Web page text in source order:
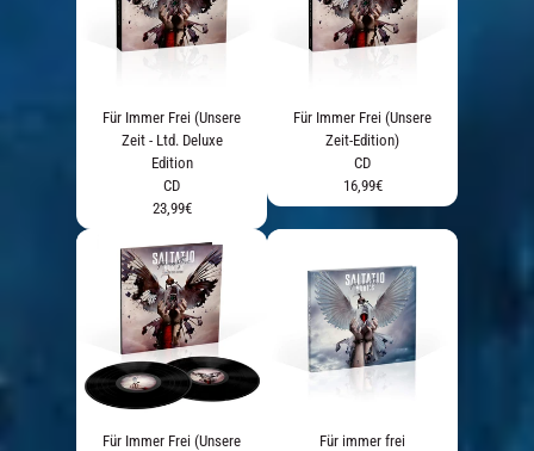
Für Immer Frei (Unsere
Zeit - Ltd. Deluxe
Edition
CD
23,99€
Für Immer Frei (Unsere
Zeit-Edition)
CD
16,99€
Für Immer Frei (Unsere
Für immer frei